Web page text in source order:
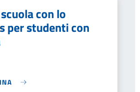
con lo
per studenti con